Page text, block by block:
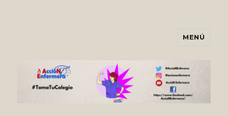
Asociación AccióNEnfermera
MENÚ